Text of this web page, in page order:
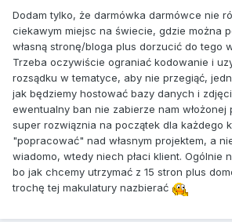
Dodam tylko, że darmówka darmówce nie
ciekawym miejsc na świecie, gdzie można
własną stronę/bloga plus dorzucić do tego
Trzeba oczywiście ograniać kodowanie i
rozsądku w tematyce, aby nie przegiąć,
jak będziemy hostować bazy danych i
ewentualny ban nie zabierze nam włożonej
super rozwiąznia na początek dla każdego
"popracować" nad własnym projektem, a
wiadomo, wtedy niech płaci klient. Ogólnie
bo jak chcemy utrzymać z 15 stron plus
trochę tej makulatury nazbierać